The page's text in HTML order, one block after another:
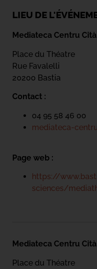
LIEU DE
Mediateca Centru Cità
Place du Théatre
Rue Favalelli
20200 Bastia
Contact :
04 95 58 46 00
mediateca-
Page web :
https://
sciences/
Mediateca Centru Cità
Place du Théatre